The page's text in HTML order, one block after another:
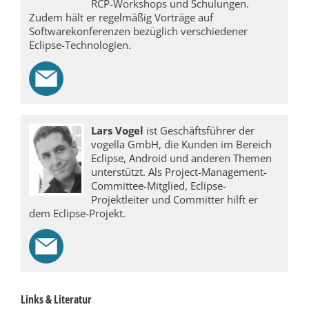
RCP-Workshops und Schulungen.
Zudem hält er regelmäßig Vorträge auf
Softwarekonferenzen bezüglich verschiedener
Eclipse-Technologien.
Lars Vogel ist Geschäftsführer der
vogella GmbH, die Kunden im Bereich
Eclipse, Android und anderen Themen
unterstützt. Als Project-Management-
Committee-Mitglied, Eclipse-
Projektleiter und Committer hilft er
dem Eclipse-Projekt.
Links & Literatur